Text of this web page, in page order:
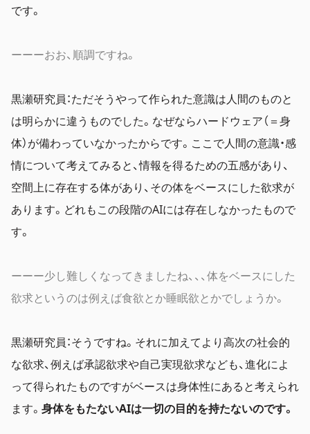
です。
ーーーおお、順調ですね。
黒瀬研究員：ただそうやって作られた意識は人間のものと
は明らかに違うものでした。なぜならハードウェア（＝身
体）が備わっていなかったからです。ここで人間の意識・感
情について考えてみると、情報を得るための五感があり、
空間上に存在する体があり、その体をベースにした欲求が
あります。どれもこの段階のAIには存在しなかったもので
す。
ーーー少し難しくなってきましたね、、、体をベースにした
欲求というのは例えば食欲とか睡眠欲とかでしょうか。
黒瀬研究員：そうですね。それに加えてより高次の社会的
な欲求、例えば承認欲求や自己実現欲求なども、進化によ
って得られたものですがベースは身体性にあると考えられ
ます。 身体をもたないAIは一切の目的を持たないのです。